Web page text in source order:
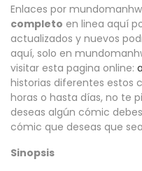
Enlaces por
completo en linea aquí
actualizados y nuevos
aquí, solo en
visitar esta pagina online:
historias diferentes estos
horas o hasta días, no te
deseas algún cómic
cómic que deseas que
Sinopsis